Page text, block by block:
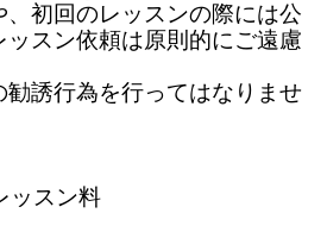
初回のレッスンの際には公
スン依頼は原則的にご遠慮
誘行為を行ってはなりませ
ッスン料